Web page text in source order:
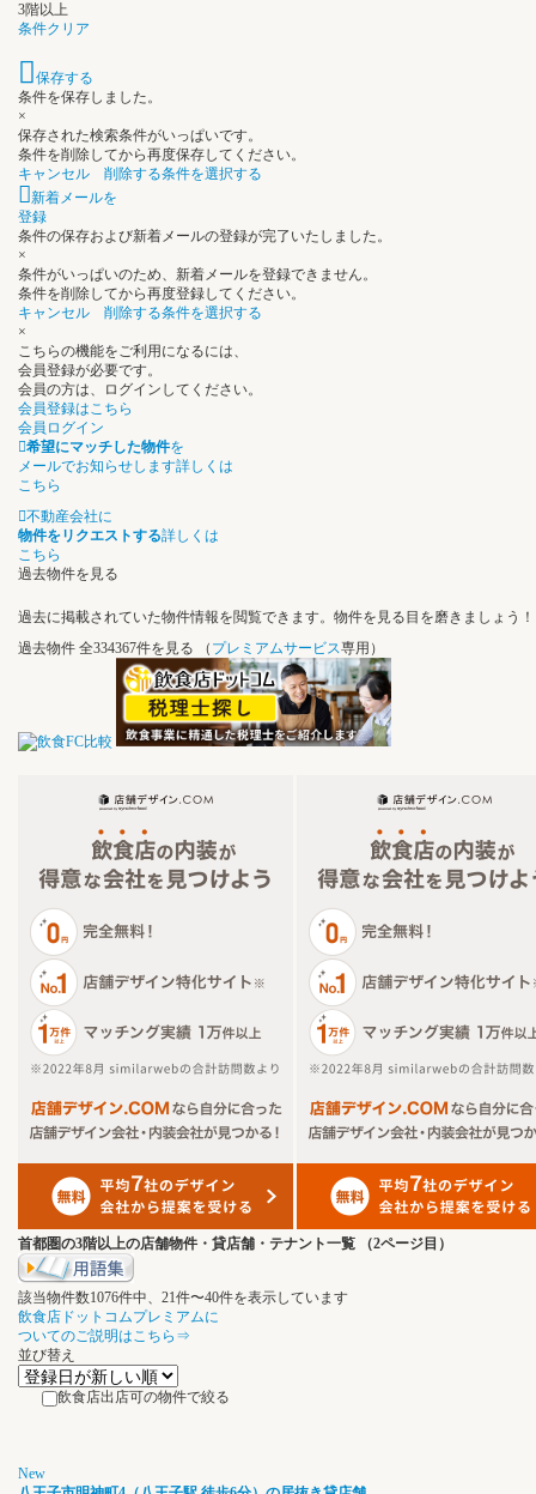
3階以上
条件クリア
保存する
条件を保存しました。
×
保存された検索条件がいっぱいです。
条件を削除してから再度保存してください。
キャンセル
削除する条件を選択する
新着メールを
登録
条件の保存および新着メールの登録が完了いたしました。
×
条件がいっぱいのため、新着メールを登録できません。
条件を削除してから再度登録してください。
キャンセル
削除する条件を選択する
×
こちらの機能をご利用になるには、
会員登録が必要です。
会員の方は、ログインしてください。
会員登録はこちら
会員ログイン
希望にマッチした物件を
メールでお知らせします詳しくは
こちら
不動産会社に
物件をリクエストする詳しくは
こちら
過去物件を見る
過去に掲載されていた物件情報を閲覧できます。物件を見る目を磨きましょう！
過去物件 全334367件を見る （ プレミアムサービス専用）
首都圏の3階以上の店舗物件・貸店舗・テナント一覧 （2ページ目）
該当物件数1076件中、 21件〜40件を表示しています
飲食店ドットコムプレミアムに
ついてのご説明はこちら⇒
並び替え
飲食店出店可の物件で絞る
New